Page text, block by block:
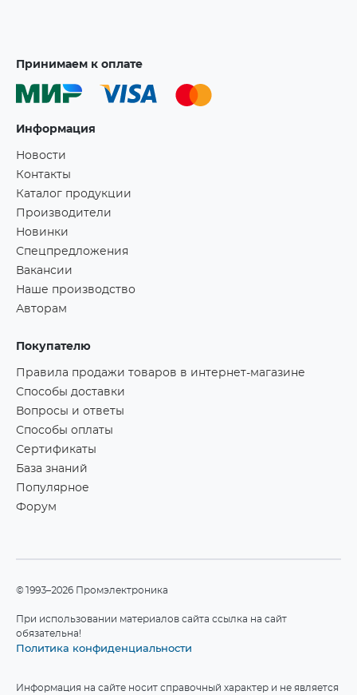
Принимаем к оплате
Информация
Новости
Контакты
Каталог продукции
Производители
Новинки
Спецпредложения
Вакансии
Наше производство
Авторам
Покупателю
Правила продажи товаров в интернет-магазине
Способы доставки
Вопросы и ответы
Способы оплаты
Сертификаты
База знаний
Популярное
Форум
©1993–2026 Промэлектроника
При использовании материалов сайта ссылка на сайт
обязательна!
Политика конфиденциальности
Информация на сайте носит справочный характер и не является